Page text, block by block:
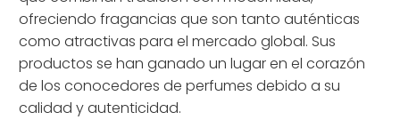
ofreciendo fragancias que son tanto auténticas
como atractivas para el mercado global. Sus
productos se han ganado un lugar en el corazón
de los conocedores de perfumes debido a su
calidad y autenticidad.